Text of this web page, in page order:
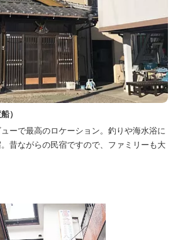
）
ーで最高のロケーション。釣りや海水浴に
昔ながらの民宿ですので、ファミリーも大